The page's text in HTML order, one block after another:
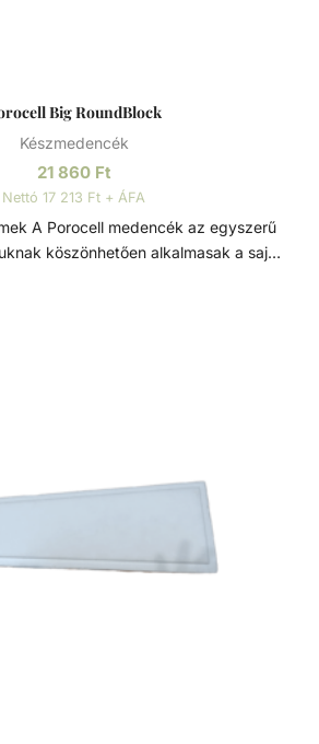
Big RoundBlock
Készmedencék
21 860 Ft
Nettó 17 213 Ft + ÁFA
egyszerű
köszönhetően alkalmasak a saját
a medence méretéhez is.
helyezzük el a rendszert alkotó
erősítünk és mixer betonnal
és az alapon egy geotextilia
el. Amennyiben előregyártott fóliával